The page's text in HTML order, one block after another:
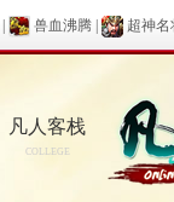
兽血沸腾 超神名
凡人客栈
COLLEGE